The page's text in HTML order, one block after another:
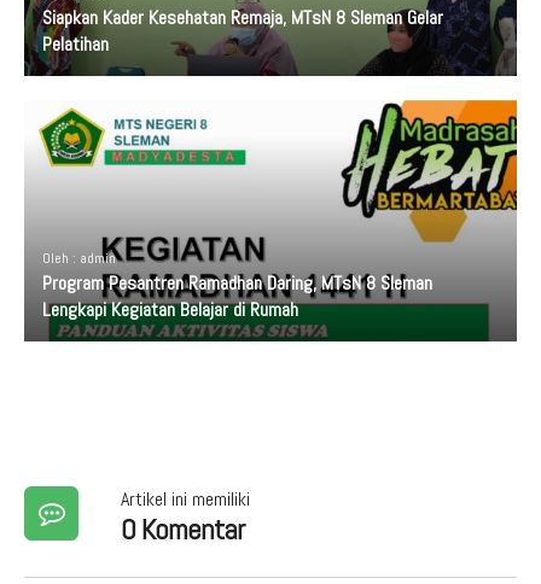
Siapkan Kader Kesehatan Remaja, MTsN 8 Sleman Gelar
Pelatihan
Oleh : admin
Program Pesantren Ramadhan Daring, MTsN 8 Sleman
Lengkapi Kegiatan Belajar di Rumah
Artikel ini memiliki
0 Komentar